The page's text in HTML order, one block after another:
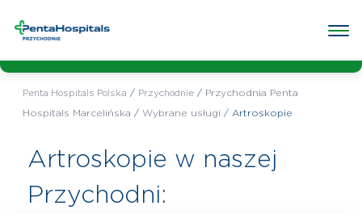
przychodnia:
Penta Hospitals Polska / Przychodnie/ Przychodnia Penta
Hospitals Marcelińska / Wybrane usługi / Artroskopie
Artroskopie w naszej
Przychodni: